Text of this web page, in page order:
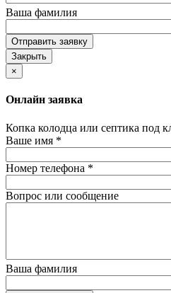
Ваша фамилия
Отправить заявку
Закрыть
×
Онлайн заявка
Копка колодца или септика под
Ваше имя *
Номер телефона *
Вопрос или сообщение
Ваша фамилия